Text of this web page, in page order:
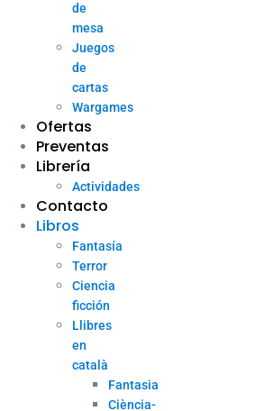
de
mesa
Juegos
de
cartas
Wargames
Ofertas
Preventas
Librería
Actividades
Contacto
Libros
Fantasía
Terror
Ciencia
ficción
Llibres
en
català
Fantasia
Ciència-